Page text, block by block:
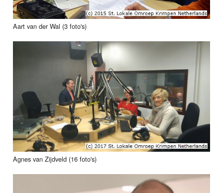
Aart van der Wal (3 foto's)
Agnes van Zijdveld (16 foto's)